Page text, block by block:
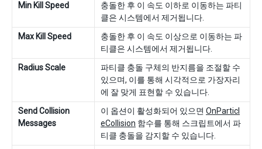
Min Kill Speed
충돌한 후 이 속도 이하로 이동하는 파티
클은 시스템에서 제거됩니다.
Max Kill Speed
충돌한 후 이 속도 이상으로 이동하는 파
티클은 시스템에서 제거됩니다.
Radius Scale
파티클 충돌 구체의 반지름을 조절할 수
있으며, 이를 통해 시각적으로 가장자리
에 잘 맞게 표현할 수 있습니다.
Send Collision
Messages
이 옵션이 활성화되어 있으면 OnParticl
eCollision 함수를 통해 스크립트에서 파
티클 충돌을 감지할 수 있습니다.